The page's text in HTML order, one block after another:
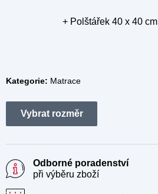
+ Polštářek 40 x 40 cm
Kategorie: Matrace
Odborné poradenství
při výběru zboží